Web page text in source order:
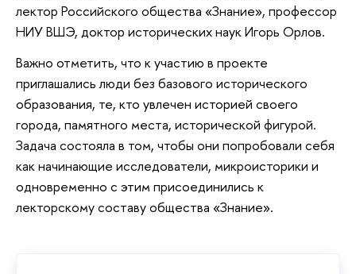
лектор Российского общества «Знание», профессор
НИУ ВШЭ, доктор исторических наук Игорь Орлов.
Важно отметить, что к участию в проекте
приглашались люди без базового исторического
образования, те, кто увлечен историей своего
города, памятного места, исторической фигурой.
Задача состояла в том, чтобы они попробовали себя
как начинающие исследователи, микроисторики и
одновременно с этим присоединились к
лекторскому составу общества «Знание».